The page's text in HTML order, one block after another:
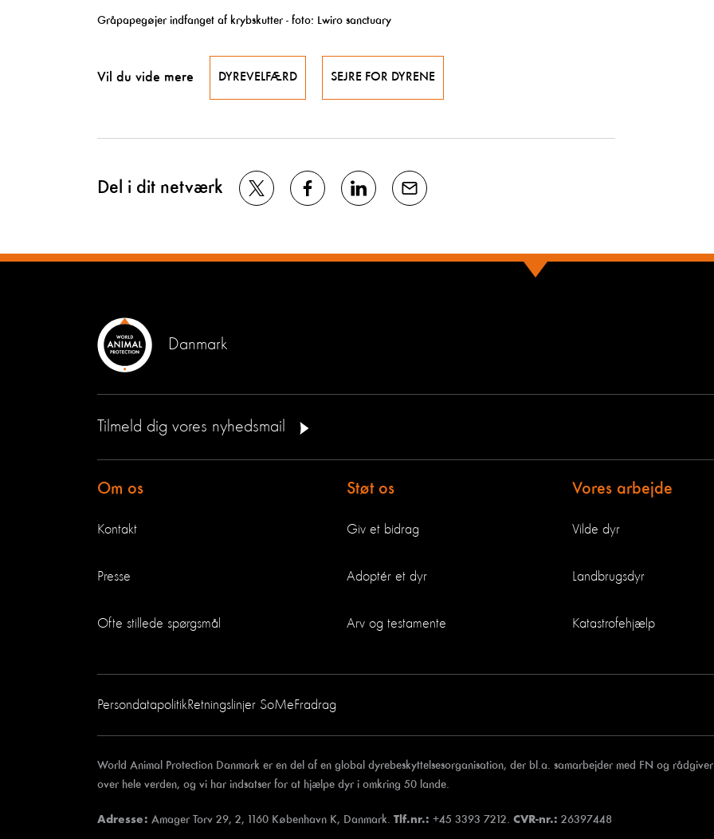
Gråpapegøjer indfanget af krybskutter - foto: Lwiro sanctuary
Vil du vide mere DYREVELFÆRD SEJRE FOR DYRENE
Del i dit netværk
Danmark
Tilmeld dig vores nyhedsmail
Om os
Kontakt
Presse
Ofte stillede spørgsmål
Støt os
Giv et bidrag
Adoptér et dyr
Arv og testamente
Vores arbejde
Vilde dyr
Landbrugsdyr
Katastrofehjælp
PersondatapolitikRetningslinjer SoMeFradrag
World Animal Protection Danmark er en del af en global dyrebeskyttelsesorganisation, der bl.a. samarbejder med FN og
over hele verden, og vi har indsatser for at hjælpe dyr i omkring 50 lande.
Adresse: Amager Torv 29, 2, 1160 København K, Danmark. Tlf.nr.: +45 3393 7212. CVR-nr.: 26397448